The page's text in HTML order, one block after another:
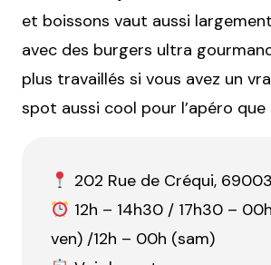
et boissons vaut aussi
avec des burgers ultra
plus travaillés si vous avez un
spot aussi cool pour l’apéro
202 Rue de Créqui,
12h – 14h30 / 17h30 –
ven) /12h – 00h (sam)